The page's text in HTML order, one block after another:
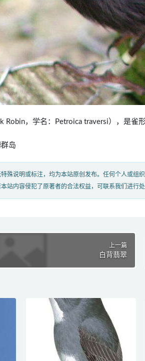
Robin，学名：Petroica traversi），是雀
岛
殊说明或标注，均为本站原创发布。任何个人或组
站内容侵犯了原著者的合法权益，可联系我们进行处
上一篇
白背翡翠